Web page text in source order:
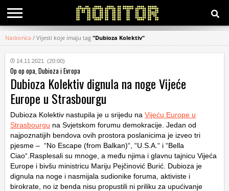
KATEGORIJE
HRVATSKI
WEB
Naslovnica / Vijesti koje imaju tag "Dubioza Kolektiv"
14.11.2021. (20:00)
Op op opa, Dubioza i Evropa
Dubioza Kolektiv dignula na noge Vijeće
Europe u Strasbourgu
Dubioza Kolektiv nastupila je u srijedu na Vijeću Europe u
Strasbourgu na Svjetskom forumu demokracije. Jedan od
najpoznatijih bendova ovih prostora poslanicima je izveo tri
pjesme – “No Escape (from Balkan)“, “U.S.A.“ i “Bella
Ciao“.Rasplesali su mnoge, a među njima i glavnu tajnicu Vijeća
Europe i bivšu ministricu Mariju Pejčinović Burić. Dubioza je
dignula na noge i nasmijala sudionike foruma, aktiviste i
birokrate, no iz benda nisu propustili ni priliku za upućivanje